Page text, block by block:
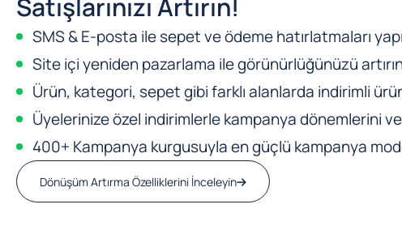
Satışlarınızı Artırın!
SMS & E-posta ile sepet ve ödeme hatırlatmaları
Site içi yeniden pazarlama ile görünürlüğünüzü
Ürün, kategori, sepet gibi farklı alanlarda indirimli
Üyelerinize özel indirimlerle kampanya dönemlerini
400+ Kampanya kurgusuyla en güçlü kampanya
Dönüşüm Artırma Özelliklerini İnceleyin